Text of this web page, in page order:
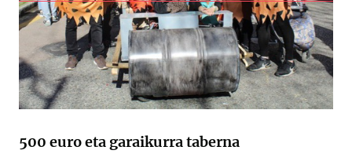
500 euro eta garaikurra taberna